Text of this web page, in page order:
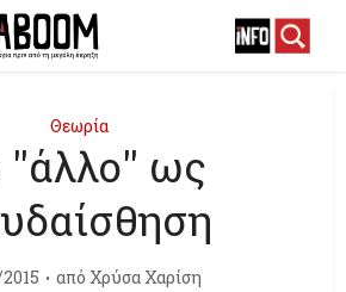
Θεωρία
''άλλο'' ως
από Χρύσα Χαρίση